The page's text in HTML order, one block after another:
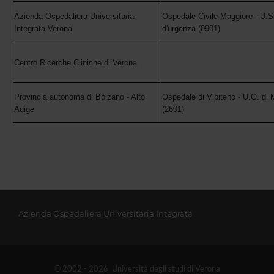
Azienda Ospedaliera Universitaria
Integrata Verona
Ospedale Civile Maggiore -
d'urgenza (0901)
Centro Ricerche Cliniche di Verona
Provincia autonoma di Bolzano - Alto
Adige
Ospedale di Vipiteno - U.O. di
(2601)
Azienda Ospedaliera Universitaria Integrata
© 2002 - 2026 Università degli studi di Verona